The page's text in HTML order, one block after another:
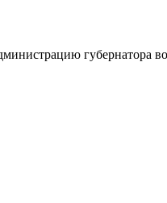
губернатора